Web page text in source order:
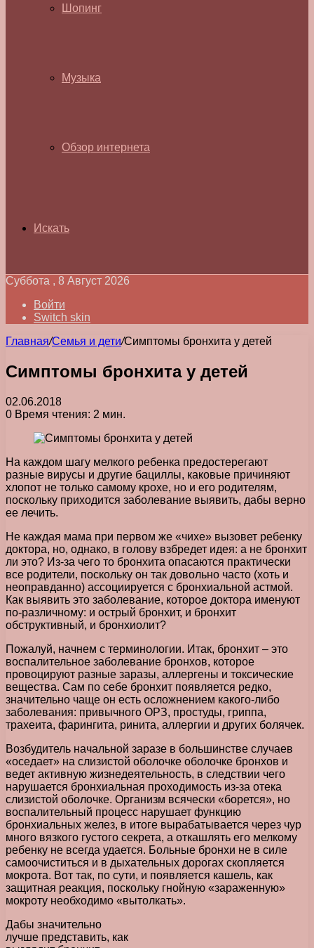
Шопинг
Музыка
Обзор интернета
Искать
Суббота , 8 Август 2026
Войти
Switch skin
Главная/Семья и дети/Симптомы бронхита у детей
Симптомы бронхита у детей
02.06.2018
0 Время чтения: 2 мин.
На каждом шагу мелкого ребенка предостерегают
разные вирусы и другие бациллы, каковые причиняют
хлопот не только самому крохе, но и его родителям,
поскольку приходится заболевание выявить, дабы верно
ее лечить.
Не каждая мама при первом же «чихе» вызовет ребенку
доктора, но, однако, в голову взбредет идея: а не бронхит
ли это? Из-за чего то бронхита опасаются практически
все родители, поскольку он так довольно часто (хоть и
неоправданно) ассоциируется с бронхиальной астмой.
Как выявить это заболевание, которое доктора именуют
по-различному: и острый бронхит, и бронхит
обструктивный, и бронхиолит?
Пожалуй, начнем с терминологии. Итак, бронхит – это
воспалительное заболевание бронхов, которое
провоцируют разные заразы, аллергены и токсические
вещества. Сам по себе бронхит появляется редко,
значительно чаще он есть осложнением какого-либо
заболевания: привычного ОРЗ, простуды, гриппа,
трахеита, фарингита, ринита, аллергии и других болячек.
Возбудитель начальной заразе в большинстве случаев
«оседает» на слизистой оболочке оболочке бронхов и
ведет активную жизнедеятельность, в следствии чего
нарушается бронхиальная проходимость из-за отека
слизистой оболочке. Организм всячески «борется», но
воспалительный процесс нарушает функцию
бронхиальных желез, в итоге вырабатывается через чур
много вязкого густого секрета, а откашлять его мелкому
ребенку не всегда удается. Больные бронхи не в силе
самоочиститься и в дыхательных дорогах скопляется
мокрота. Вот так, по сути, и появляется кашель, как
защитная реакция, поскольку гнойную «зараженную»
мокроту необходимо «вытолкать».
Дабы значительно
лучше представить, как